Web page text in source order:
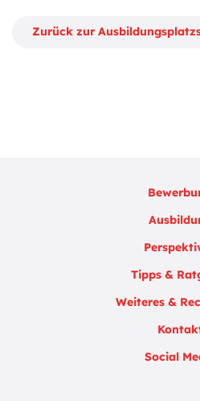
Zurück zur
Tipps &
Weiteres &
Social